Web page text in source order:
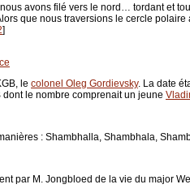
avons filé vers le nord… tordant et
que nous traversions le cercle
]
le colonel Oleg Gordievsky. La date
le nombre comprenait un jeune
: Shambhalla, Shambhala,
par M. Jongbloed de la vie du major